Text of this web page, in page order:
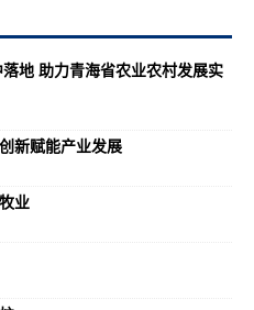
地 助力青海省农业农村发展实
新赋能产业发展
业